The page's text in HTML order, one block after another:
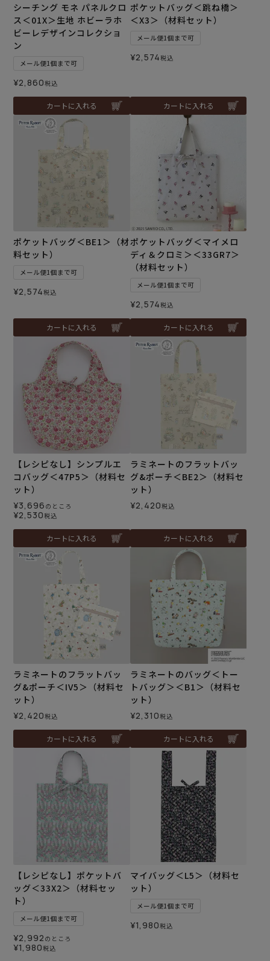
シーチング モネ パネルクロ
ス＜01X＞生地 ホビーラホ
ビーレデザインコレクショ
ン
メール便1個まで可
¥2,860税込
カートに入れる
ポケットバッグ＜跳ね橋＞
＜X3＞（材料セット）
メール便1個まで可
¥2,574税込
カートに入れる
ポケットバッグ＜BE1＞（材
料セット）
メール便1個まで可
¥2,574税込
カートに入れる
ポケットバッグ＜マイメロ
ディ＆クロミ＞＜33GR7＞
（材料セット）
メール便1個まで可
¥2,574税込
カートに入れる
【レシピなし】シンプルエ
コバッグ＜47P5＞（材料セ
ット）
¥3,696 のところ
¥2,530税込
カートに入れる
ラミネートのフラットバッ
グ&ポーチ＜BE2＞（材料セ
ット）
¥2,420税込
カートに入れる
ラミネートのフラットバッ
グ&ポーチ＜IV5＞（材料セ
ット）
¥2,420税込
カートに入れる
ラミネートのバッグ＜トー
トバッグ＞＜B1＞（材料セ
ット）
¥2,310税込
カートに入れる
【レシピなし】ポケットバ
ッグ＜33X2＞（材料セッ
ト）
メール便1個まで可
¥2,992 のところ
¥1,980税込
マイバッグ＜L5＞（材料セ
ット）
メール便1個まで可
¥1,980税込